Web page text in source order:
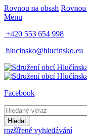
Rovnou na obsah Rovnou
Menu
+420 553 654 998
hlucinsko@hlucinsko.eu
Facebook
Hledat
rozšířené vyhledávání